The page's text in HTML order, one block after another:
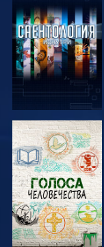
СМОТРЕТЬ
ПЕРЕДАЧИ